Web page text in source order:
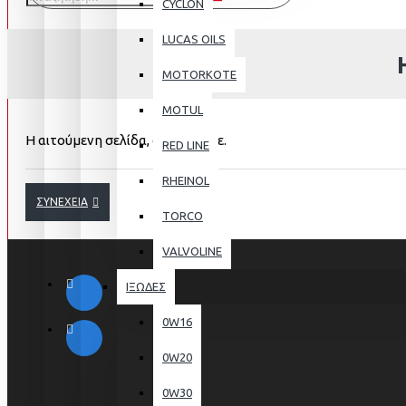
CYCLON
LUCAS OILS
MOTORKOTE
MOTUL
RED LINE
RHEINOL
TORCO
VALVOLINE
ΙΞΩΔΕΣ
0W16
0W20
0W30
Η αιτούμενη σελίδα, δε βρέθηκε.
ΣΥΝΈΧΕΙΑ